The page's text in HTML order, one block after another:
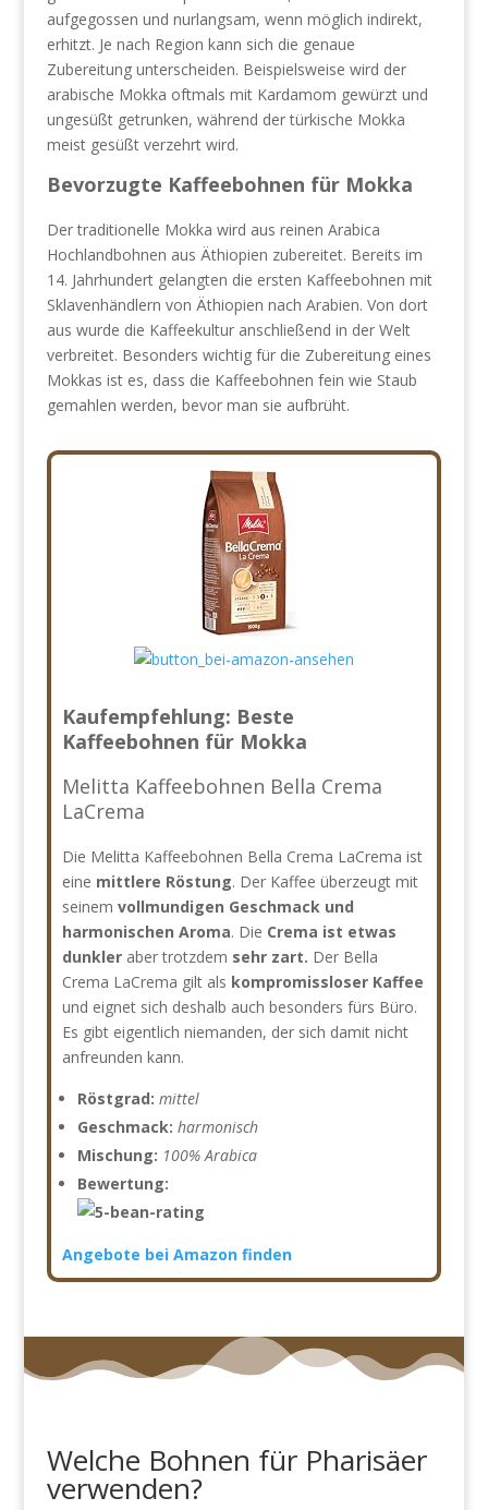
aufgegossen und nurlangsam, wenn möglich indirekt,
erhitzt. Je nach Region kann sich die genaue
Zubereitung unterscheiden. Beispielsweise wird der
arabische Mokka oftmals mit Kardamom gewürzt und
ungesüßt getrunken, während der türkische Mokka
meist gesüßt verzehrt wird.
Bevorzugte Kaffeebohnen für Mokka
Der traditionelle Mokka wird aus reinen Arabica
Hochlandbohnen aus Äthiopien zubereitet. Bereits im
14. Jahrhundert gelangten die ersten Kaffeebohnen mit
Sklavenhändlern von Äthiopien nach Arabien. Von dort
aus wurde die Kaffeekultur anschließend in der Welt
verbreitet. Besonders wichtig für die Zubereitung eines
Mokkas ist es, dass die Kaffeebohnen fein wie Staub
gemahlen werden, bevor man sie aufbrüht.
Kaufempfehlung: Beste
Kaffeebohnen für Mokka
Melitta Kaffeebohnen Bella Crema
LaCrema
Die Melitta Kaffeebohnen Bella Crema LaCrema ist
eine mittlere Röstung. Der Kaffee überzeugt mit
seinem vollmundigen Geschmack und
harmonischen Aroma. Die Crema ist etwas
dunkleraber trotzdem sehr zart. Der Bella
Crema LaCrema gilt als kompromissloser Kaffee
und eignet sich deshalb auch besonders fürs Büro.
Es gibt eigentlich niemanden, der sich damit nicht
anfreunden kann.
Röstgrad: mittel
Geschmack: harmonisch
Mischung: 100% Arabica
Bewertung:
Angebote bei Amazon finden
Welche Bohnen für Pharisäer
verwenden?